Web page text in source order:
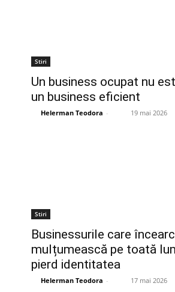
Stiri
Un business ocupat nu
un business eficient
Helerman Teodora - 19 mai 2026
Stiri
Businessurile care
mulțumească pe toată
pierd identitatea
Helerman Teodora - 17 mai 2026